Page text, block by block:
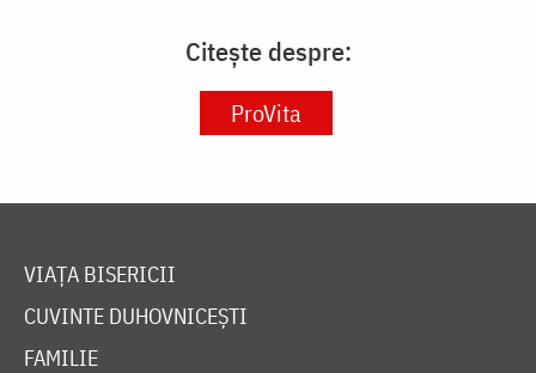
Citește despre:
ProVita
VIAȚA BISERICII
CUVINTE DUHOVNICEȘTI
FAMILIE